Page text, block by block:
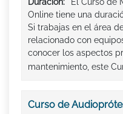
Duración:
El Curso de
Online tiene una
Si trabajas en el área
relacionado con
conocer los aspectos
mantenimiento, este
Curso de